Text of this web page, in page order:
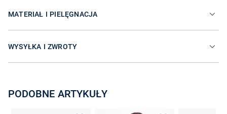
MATERIAŁ I PIELĘGNACJA
WYSYŁKA I ZWROTY
PODOBNE ARTYKUŁY